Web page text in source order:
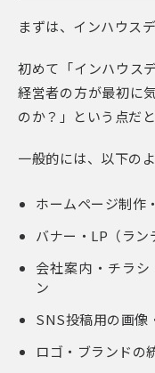
まずは、インハウス
初めて「インハウス
経営者の方が最初に
のか？」という点だと
一般的には、以下の
ホームページ制作
バナー・LP（ラン
会社案内・チラ
ン
SNS投稿用の画像
ロゴ・ブランドの